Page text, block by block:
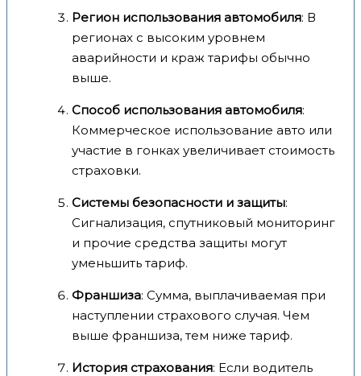
Регион использования автомобиля: В
регионах с высоким уровнем
аварийности и краж тарифы обычно
выше.
Способ использования автомобиля:
Коммерческое использование авто или
участие в гонках увеличивает стоимость
страховки.
Системы безопасности и защиты:
Сигнализация, спутниковый мониторинг
и прочие средства защиты могут
уменьшить тариф.
Франшиза: Сумма, выплачиваемая при
наступлении страхового случая. Чем
выше франшиза, тем ниже тариф.
История страхования: Если водитель